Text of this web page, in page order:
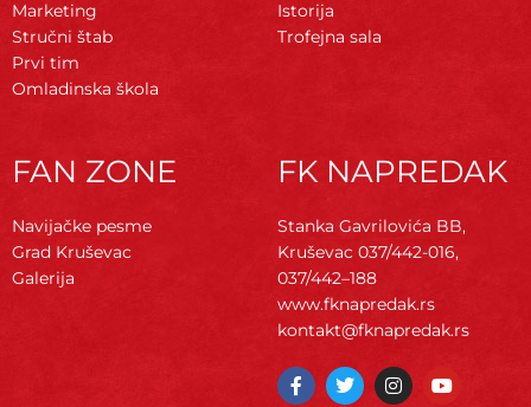
Marketing
Stručni štab
Prvi tim
Omladinska škola
Istorija
Trofejna sala
FAN ZONE
Navijačke pesme
Grad Kruševac
Galerija
FK NAPREDAK
Stanka Gavrilovića BB,
Kruševac 037/442-016,
037/442–188
www.fknapredak.rs
kontakt@fknapredak.rs
F
a
T
w
I
n
Y
o